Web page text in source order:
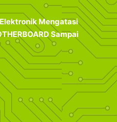
Mengatasi
Sampai